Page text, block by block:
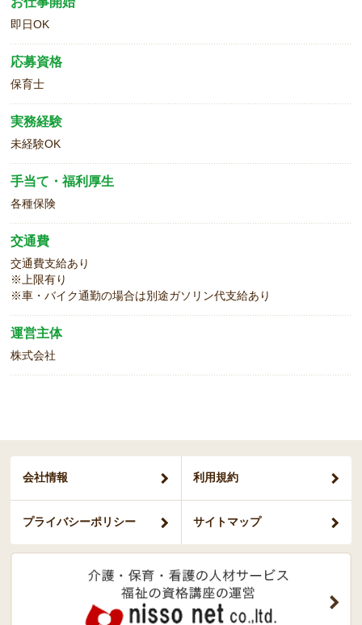
即日OK
応募資格
保育士
実務経験
未経験OK
手当て・福利厚生
各種保険
交通費
交通費支給あり
※上限有り
※車・バイク通勤の場合は別途ガソリン代支給あり
運営主体
株式会社
会社情報 利用規約
プライバシーポリシー サイトマップ